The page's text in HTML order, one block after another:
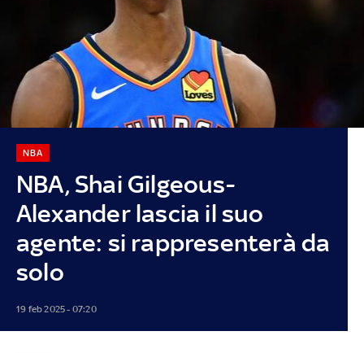
NBA, Shai Gilgeous-
Alexander lascia il suo
agente: si rappresenterà da
solo
NBA
19 feb 2025 - 07:20